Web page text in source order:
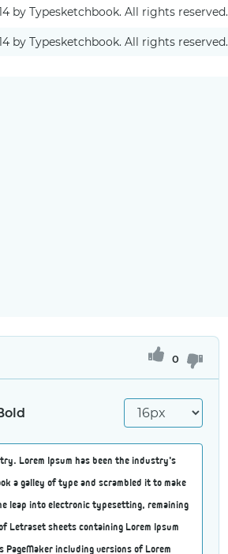
by Typesketchbook. All rights reserved.
by Typesketchbook. All rights reserved.
0